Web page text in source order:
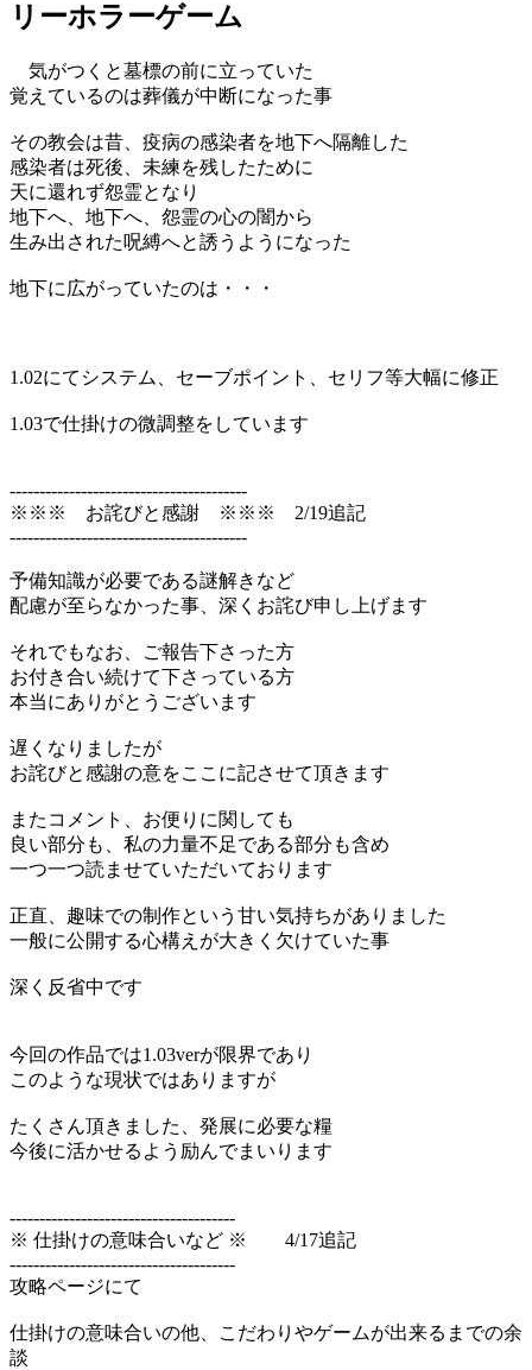
リーホラーゲーム
気がつくと墓標の前に立っていた
覚えているのは葬儀が中断になった事
その教会は昔、疫病の感染者を地下へ隔離した
感染者は死後、未練を残したために
天に還れず怨霊となり
地下へ、地下へ、怨霊の心の闇から
生み出された呪縛へと誘うようになった
地下に広がっていたのは・・・
1.02にてシステム、セーブポイント、セリフ等大幅に修正
1.03で仕掛けの微調整をしています
----------------------------------------
※※※ お詫びと感謝 ※※※ 2/19追記
----------------------------------------
予備知識が必要である謎解きなど
配慮が至らなかった事、深くお詫び申し上げます
それでもなお、ご報告下さった方
お付き合い続けて下さっている方
本当にありがとうございます
遅くなりましたが
お詫びと感謝の意をここに記させて頂きます
またコメント、お便りに関しても
良い部分も、私の力量不足である部分も含め
一つ一つ読ませていただいております
正直、趣味での制作という甘い気持ちがありました
一般に公開する心構えが大きく欠けていた事
深く反省中です
今回の作品では1.03verが限界であり
このような現状ではありますが
たくさん頂きました、発展に必要な糧
今後に活かせるよう励んでまいります
--------------------------------------
※ 仕掛けの意味合いなど ※ 4/17追記
--------------------------------------
攻略ページにて
仕掛けの意味合いの他、こだわりやゲームが出来るまでの余
談